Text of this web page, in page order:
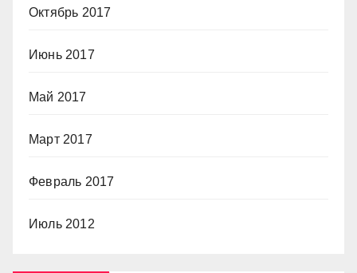
Октябрь 2017
Июнь 2017
Май 2017
Март 2017
Февраль 2017
Июль 2012